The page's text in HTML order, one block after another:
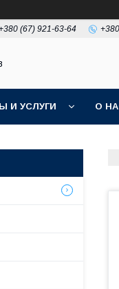
(67) 921-63-64
И УСЛУГИ О